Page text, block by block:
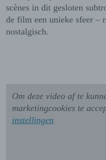
scènes in dit gesloten
de film een unieke sfeer –
nostalgisch.
Om deze video af te
marketingcookies te
instellingen